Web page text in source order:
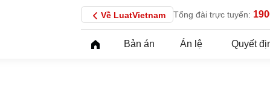
Về LuatVietnam Tổng đài trực tuyến:
Bản án Án lệ Quyết